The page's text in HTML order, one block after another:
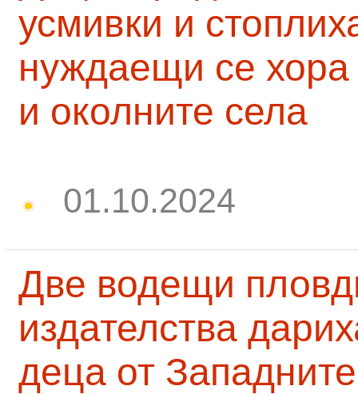
усмивки и
нуждаещи се
и околните села
01.10.2024
Две водещи
издателства
деца от